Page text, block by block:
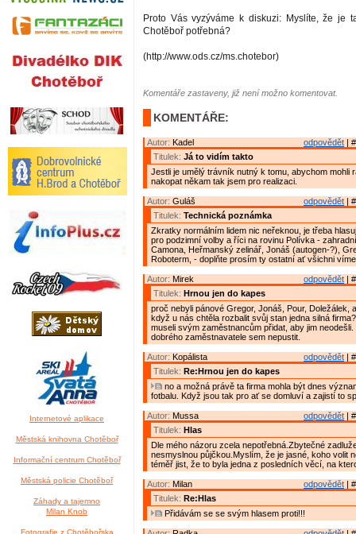
Internetové aplikace
Městská knihovna Chotěboř
Informační centrum Chotěboř
Městská policie Chotěboř
Záhady a tajemno
Milan Knob
Fotografie z Chotěbořska
Proto Vás vyzýváme k diskuzi: Myslíte, že je
Chotěboř potřebná?
(http://www.ods.cz/ms.chotebor)
Komentáře zastaveny, již není možno komentovat.
KOMENTÁŘE:
odpovědět |
Autor: Kadel
Titulek: Já to vidím takto
Jestli je umělý trávník nutný k tomu, abychom mohli
nakopat někam tak jsem pro realizaci.
odpovědět |
Autor: Guláš
Titulek: Technická poznámka
Zkratky normálním lidem nic neřeknou, je třeba
pro podzimní volby a říci na rovinu Polívka -
Camona, Heřmanský zelinář, Jonáš (autogen-?),
Roboterm, - doplňte prosím ty ostatní ať všichni
odpovědět |
Autor: Mirek
Titulek: Hrnou jen do kapes
proč nebyli pánové Gregor, Jonáš, Pour, Doležálek,
když u nás chtěla rozbalit svůj stan jedna silná
museli svým zaměstnancům přidat, aby jim neodešli.
dobrého zaměstnavatele sem nepustit.
odpovědět |
Autor: Kopálista
Titulek: Re:Hrnou jen do kapes
no a možná právě ta firma mohla být dnes
fotbalu. Když jsou tak pro ať se domluví a zajistí to
odpovědět |
Autor: Mussa
Titulek: Hlas
Dle mého názoru zcela nepotřebná.Zbytečné
nesmyslnou půjčkou.Myslím, že je jasné, koho volit
téměř jist, že to byla jedna z posledních věcí, na
odpovědět |
Autor: Milan
Titulek: Re:Hlas
Přidávám se se svým hlasem proti!!!